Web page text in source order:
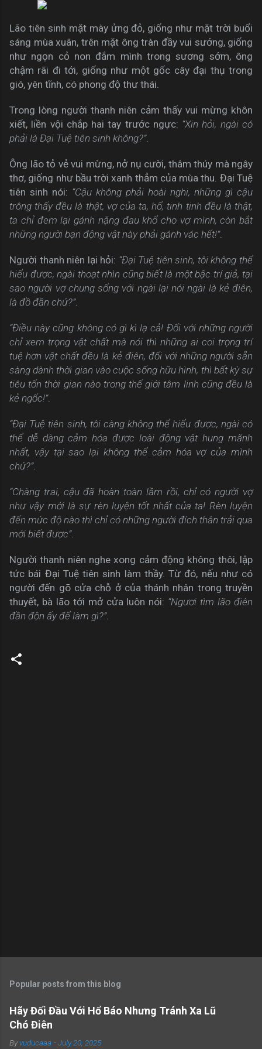
Lão tiên sinh mặt mày ửng đỏ, giống như mặt trời buổi
sáng mùa xuân, trên mặt ông tràn đầy vui sướng, giống
như ngọn cỏ non đắm mình trong sương sớm, ông
chậm rãi đi tới, giống như một gốc cây đại thụ trong
gió, yên tĩnh, có phong độ thư thái.
Trong lòng người thanh niên cảm thấy vui mừng khôn
xiết, liền vội chắp hai tay trước ngực: “Xin hỏi, ngài có
phải là Đại Tuệ tiên sinh không?”.
Ông lão tỏ vẻ vui mừng, nở nụ cười, thâm thúy mà ngây
thơ, giống như bầu trời xanh thẳm của mùa thu. Đại Tuệ
tiên sinh nói: “Cậu không phải hoài nghi, những gì cậu
trông thấy đều là thật, vợ của ta, hổ, tinh tinh đều là thật,
ta chỉ đem lại gánh nặng đau khổ cho vợ mình, còn bắt
những người bạn động vật này phải gánh vác hết!”.
Người thanh niên lại hỏi: “Đại Tuệ tiên sinh, tôi không thể
hiểu được, ngài thoạt nhìn cũng biết là một bậc trí giả, tại
sao người vợ chung sống với ngài lại nói ngài là kẻ điên,
là đồ đần chứ?”.
“Điều này cũng không có gì kì lạ cả! Đối với những người
chỉ xem trọng vật chất mà nói thì những ai coi trọng trí
tuệ hơn vật chất đều là kẻ điên, đối với những người sẵn
sàng dành thời gian vào cuộc sống hữu hình, thì bất kỳ sự
tiêu tốn thời gian nào trong thế giới tâm linh cũng đều là
kẻ ngốc!”.
“Đại Tuệ tiên sinh, tôi càng không thể hiểu được, ngài có
thể dễ dàng cảm hóa được loài động vật hung mãnh
nhất, vậy tại sao lại không thể cảm hóa vợ của mình
chứ?”.
“Chàng trai, cậu đã hoàn toàn lầm rồi, chỉ có người vợ
như vậy mới là sự rèn luyện tốt nhất của ta! Rèn luyện
đến mức độ nào thì chỉ có những người đích thân trải qua
mới biết được”.
Người thanh niên nghe xong cảm động không thôi, lập
tức bái Đại Tuệ tiên sinh làm thầy. Từ đó, nếu như có
người đến gõ cửa chỗ ở của thánh nhân trong truyền
thuyết, bà lão tới mở cửa luôn nói: “Ngươi tìm lão điên
đần độn ấy để làm gì?”.
Popular posts from this blog
Hãy Đối Đầu Với Hổ Báo Nhưng Tránh Xa Lũ
Chó Điên
Byvuducaaa -July 20, 2025